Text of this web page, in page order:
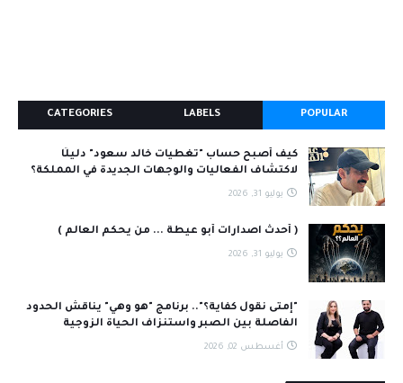
POPULAR
LABELS
CATEGORIES
كيف أصبح حساب "تغطيات خالد سعود" دليلًا
لاكتشاف الفعاليات والوجهات الجديدة في المملكة؟
يوليو 31, 2026
( أحدث اصدارات أبو عيطة ... من يحكم العالم )
يوليو 31, 2026
"إمتى نقول كفاية؟".. برنامج "هو وهي" يناقش الحدود
الفاصلة بين الصبر واستنزاف الحياة الزوجية
أغسطس 02, 2026